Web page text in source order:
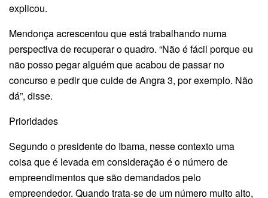
explicou.
Mendonça acrescentou que está trabalhando numa
perspectiva de recuperar o quadro. “Não é fácil porque eu
não posso pegar alguém que acabou de passar no
concurso e pedir que cuide de Angra 3, por exemplo. Não
dá”, disse.
Prioridades
Segundo o presidente do Ibama, nesse contexto uma
coisa que é levada em consideração é o número de
empreendimentos que são demandados pelo
empreendedor. Quando trata-se de um número muito alto,